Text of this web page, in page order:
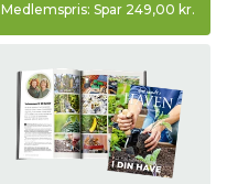
Medlemspris: Spar 249,00 kr.